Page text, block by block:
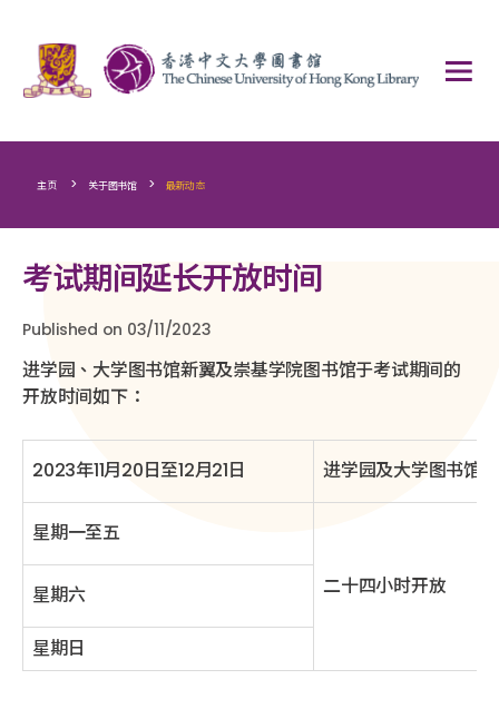
主页 > 关于图书馆 > 最新动态
考试期间延长开放时间
Published on 03/11/2023
进学园、大学图书馆新翼及崇基学院图书馆于考试期间的
开放时间如下：
2023年11月20日至12月21日 进学园及大学图书馆
星期一至五
二十四小时开放
星期六
星期日